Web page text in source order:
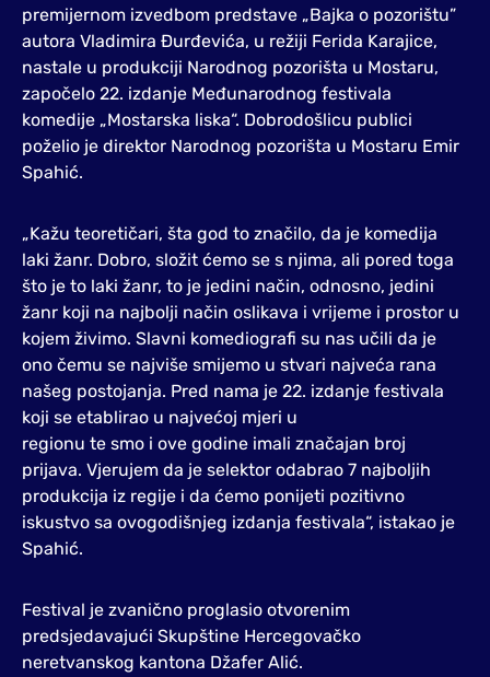
premijernom izvedbom predstave „Bajka o pozorištu”
autora Vladimira Đurđevića, u režiji Ferida Karajice,
nastale u produkciji Narodnog pozorišta u Mostaru,
započelo 22. izdanje Međunarodnog festivala
komedije „Mostarska liska“. Dobrodošlicu publici
poželio je direktor Narodnog pozorišta u Mostaru Emir
Spahić.
„Kažu teoretičari, šta god to značilo, da je komedija
laki žanr. Dobro, složit ćemo se s njima, ali pored toga
što je to laki žanr, to je jedini način, odnosno, jedini
žanr koji na najbolji način oslikava i vrijeme i prostor u
kojem živimo. Slavni komediografi su nas učili da je
ono čemu se najviše smijemo u stvari najveća rana
našeg postojanja. Pred nama je 22. izdanje festivala
koji se etablirao u najvećoj mjeri u
regionu te smo i ove godine imali značajan broj
prijava. Vjerujem da je selektor odabrao 7 najboljih
produkcija iz regije i da ćemo ponijeti pozitivno
iskustvo sa ovogodišnjeg izdanja festivala“, istakao je
Spahić.
Festival je zvanično proglasio otvorenim
predsjedavajući Skupštine Hercegovačko
neretvanskog kantona Džafer Alić.